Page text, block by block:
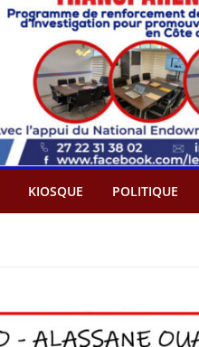
KIOSQUE POLITIQUE